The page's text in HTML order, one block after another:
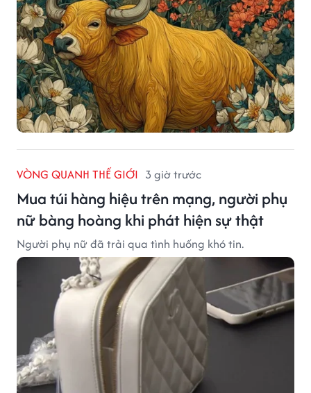
VÒNG QUANH THẾ GIỚI 3 giờ trước
Mua túi hàng hiệu trên mạng, người phụ
nữ bàng hoàng khi phát hiện sự thật
Người phụ nữ đã trải qua tình huống khó tin.